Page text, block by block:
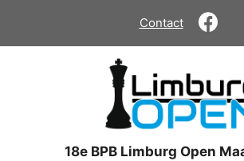
de
Contact
18e BPB Limburg Open